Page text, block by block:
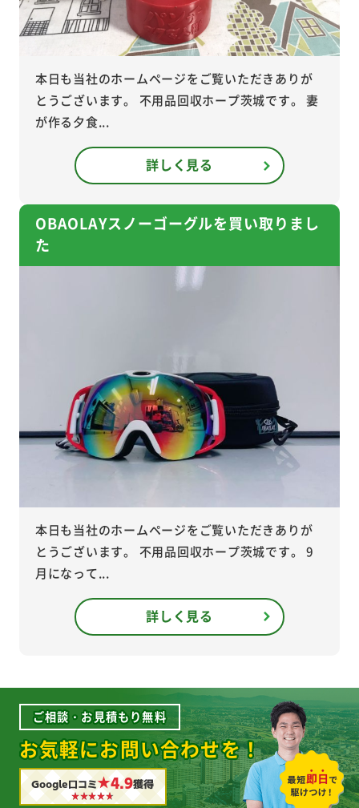
本日も当社のホームページをご覧いただきありが
とうございます。 不用品回収ホープ茨城です。 妻
が作る夕食...
詳しく見る
OBAOLAYスノーゴーグルを買い取りまし
た
本日も当社のホームページをご覧いただきありが
とうございます。 不用品回収ホープ茨城です。 9
月になって...
詳しく見る
ご相談・お見積もり無料
お気軽にお問い合わせを！
Google口コミ★4.9獲得